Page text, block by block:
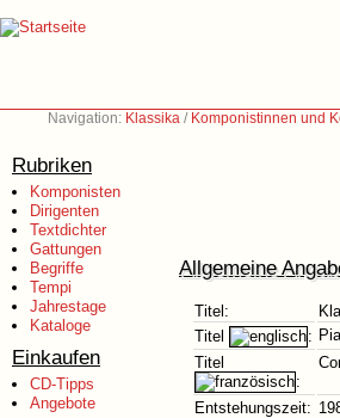
Navigation: Klassika / Komponistinnen und
Rubriken
Komponisten
Dirigenten
Textdichter
Gattungen
Begriffe
Tempi
Jahrestage
Kataloge
Einkaufen
CD-Tipps
Angebote
Allgemeine
Titel:
Titel
:
Titel
:
Entstehungszeit: